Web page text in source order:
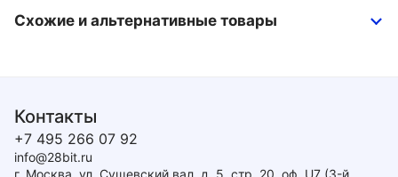
Схожие и альтернативные товары
Контакты
+7 495 266 07 92
info@28bit.ru
г. Москва, ул. Сущевский вал, д. 5, стр. 20, оф. U7 (3-й